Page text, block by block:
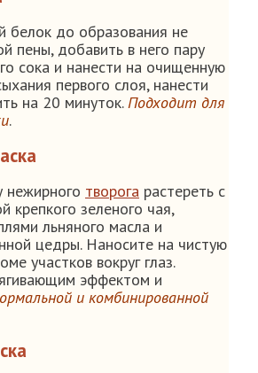
белок до образования не
пены, добавить в него пару
сока и нанести на очищенную
первого слоя, нанести
на 20 минуток.Подходит для
.
нежирного творога растереть с
крепкого зеленого чая,
льняного масла и
цедры. Наносите на чистую
участков вокруг глаз.
эффектом и
и комбинированной